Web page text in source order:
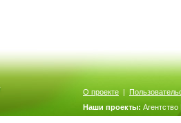
О проекте |
Наши проекты: